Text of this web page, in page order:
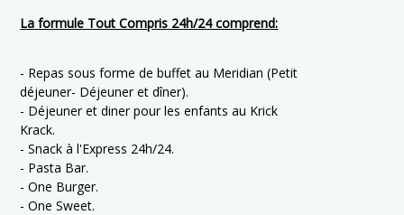
La formule Tout Compris 24h/24 comprend:
- Repas sous forme de buffet au Meridian (Petit
déjeuner- Déjeuner et dîner).
- Déjeuner et diner pour les enfants au Krick
Krack.
- Snack à l'Express 24h/24.
- Pasta Bar.
- One Burger.
- One Sweet.